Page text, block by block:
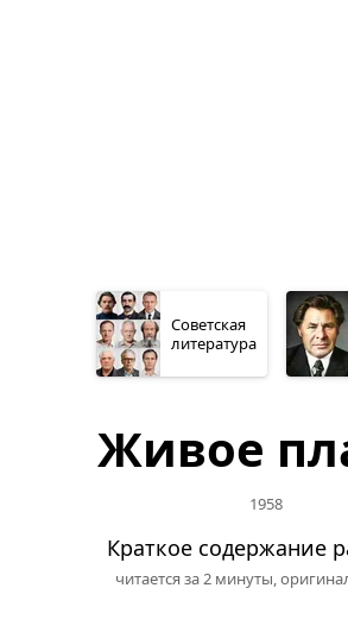
Советская
литература
Живое
1958
Краткое содержание
читается за 2 минуты,